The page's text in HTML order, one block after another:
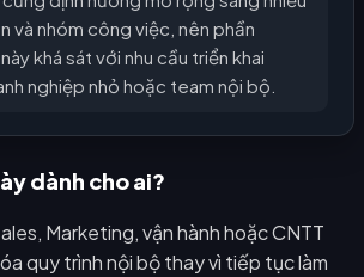
và nhóm công việc, nên phần
khá sát với nhu cầu triển khai
nghiệp nhỏ hoặc team nội bộ.
dành cho ai?
Marketing, vận hành hoặc CNTT
quy trình nội bộ thay vì tiếp tục làm